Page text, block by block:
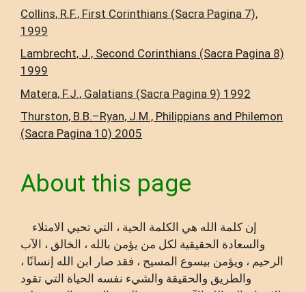
Collins, R.F., First Corinthians (Sacra Pagina 7),
1999
Lambrecht, J., Second Corinthians (Sacra Pagina 8)
1999
Matera, F.J., Galatians (Sacra Pagina 9) 1992
Thurston, B.B.–Ryan, J.M., Philippians and Philemon
(Sacra Pagina 10) 2005
About this page
والسعادة الحقيقية لكل من يؤمن بالله ، الخالق ، الآب
الرحيم ، ويؤمن بيسوع المسيح ، فقد صار ابن الله إنسانًا ،
والطريق والحقيقة والشيء نفسه الحياة التي تقود